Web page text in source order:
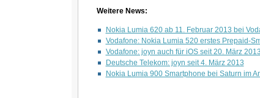
Weitere News:
Nokia Lumia 620 ab 11. Februar 2013 bei
Vodafone: Nokia Lumia 520 erstes Prepaid-
Vodafone: joyn auch für iOS seit 20. März 2013
Deutsche Telekom: joyn seit 4. März 2013
Nokia Lumia 900 Smartphone bei Saturn im